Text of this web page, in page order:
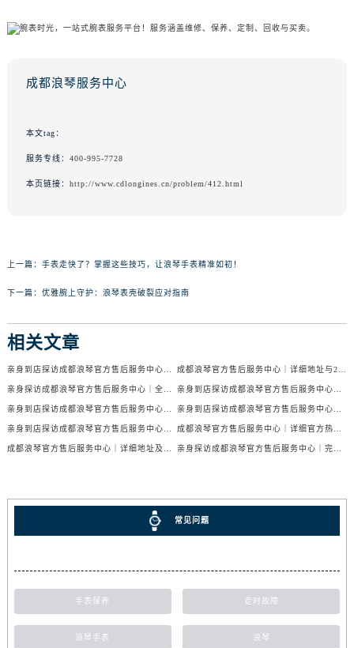
成都浪琴服务中心
本文tag：
服务专线： 400-995-7728
本页链接： http://www.cdlongines.cn/problem/412.html
上一篇： 手表走快了？掌握这些技巧，让浪琴手表精准如初！
下一篇： 优雅腕上守护：浪琴表壳破裂应对指南
相关文章
常见问题
手表保养 走时故障
浪琴手表 浪琴